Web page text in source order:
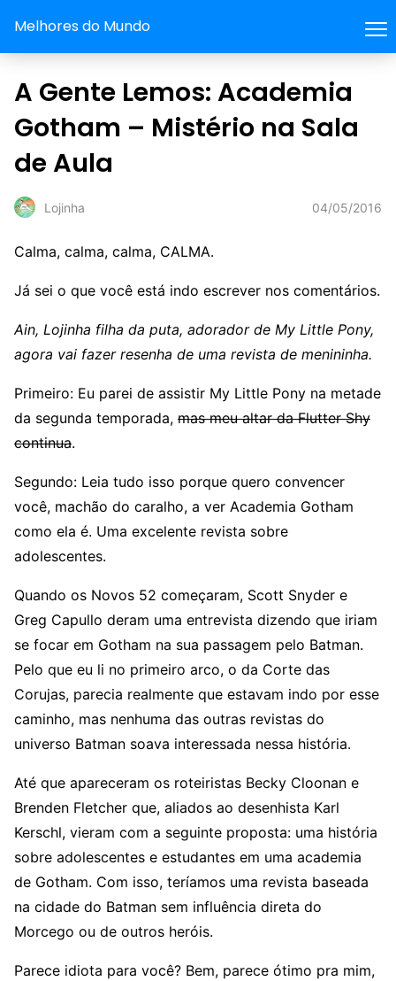
Melhores do Mundo
A Gente Lemos: Academia
Gotham – Mistério na Sala
de Aula
Lojinha 04/05/2016
Calma, calma, calma, CALMA.
Já sei o que você está indo escrever nos comentários.
Ain, Lojinha filha da puta, adorador de My Little Pony,
agora vai fazer resenha de uma revista de menininha.
Primeiro: Eu parei de assistir My Little Pony na metade
da segunda temporada, mas meu altar da Flutter Shy
continua.
Segundo: Leia tudo isso porque quero convencer
você, machão do caralho, a ver Academia Gotham
como ela é. Uma excelente revista sobre
adolescentes.
Quando os Novos 52 começaram, Scott Snyder e
Greg Capullo deram uma entrevista dizendo que iriam
se focar em Gotham na sua passagem pelo Batman.
Pelo que eu li no primeiro arco, o da Corte das
Corujas, parecia realmente que estavam indo por esse
caminho, mas nenhuma das outras revistas do
universo Batman soava interessada nessa história.
Até que apareceram os roteiristas Becky Cloonan e
Brenden Fletcher que, aliados ao desenhista Karl
Kerschl, vieram com a seguinte proposta: uma história
sobre adolescentes e estudantes em uma academia
de Gotham. Com isso, teríamos uma revista baseada
na cidade do Batman sem influência direta do
Morcego ou de outros heróis.
Parece idiota para você? Bem, parece ótimo pra mim,